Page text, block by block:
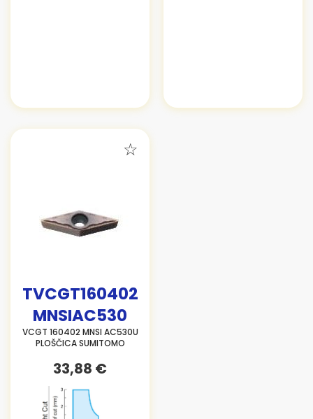
TVCGT160402
MNSIAC530
VCGT 160402 MNSI AC530U
PLOŠČICA SUMITOMO
33,88 €